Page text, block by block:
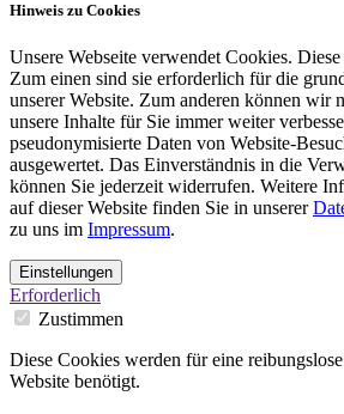
Hinweis zu Cookies
Unsere Webseite verwendet Cookies.
Zum einen sind sie erforderlich für die
unserer Website. Zum anderen können wir
unsere Inhalte für Sie immer weiter
pseudonymisierte Daten von Website-
ausgewertet. Das Einverständnis in die
können Sie jederzeit widerrufen. Weitere
auf dieser Website finden Sie in unserer
zu uns im Impressum.
Einstellungen
Erforderlich
Zustimmen
Diese Cookies werden für eine
Website benötigt.